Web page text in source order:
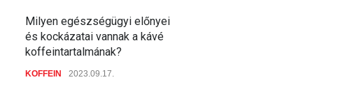
Milyen egészségügyi előnyei
és kockázatai vannak a kávé
koffeintartalmának?
KOFFEIN 2023.09.17.